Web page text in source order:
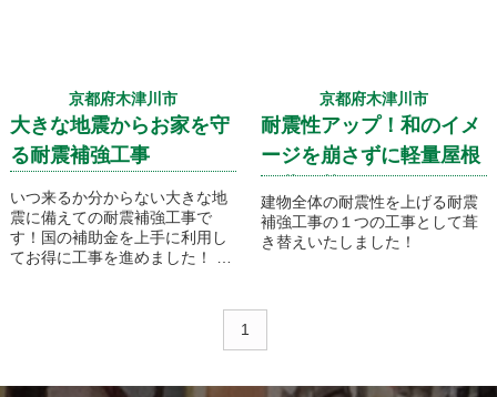
京都府木津川市
大きな地震からお家を守
る耐震補強工事
いつ来るか分からない大きな地
震に備えての耐震補強工事で
す！国の補助金を上手に利用し
てお得に工事を進めました！
京都府木津川市
耐震性アップ！和のイメ
ージを崩さずに軽量屋根
建物全体の耐震性を上げる耐震
補強工事の１つの工事として葺
き替えいたしました！
1